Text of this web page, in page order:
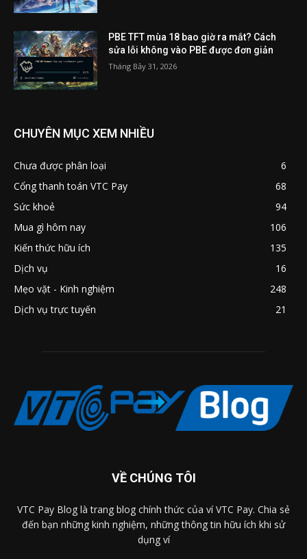
PBE TFT mùa 18 bao giờ ra mắt? Cách
sửa lỗi không vào PBE được đơn giản
Tháng Bảy 31, 2026
CHUYÊN MỤC XEM NHIỀU
Chưa được phân loại
6
Cổng thanh toán VTC Pay
68
Sức khoẻ
94
Mua gì hôm nay
106
Kiến thức hữu ích
135
Dịch vụ
16
Mẹo vặt - Kinh nghiệm
248
Dịch vụ trực tuyến
21
VỀ CHÚNG TÔI
VTC Pay Blog là trang blog chính thức của ví VTC Pay. Chia sẻ
đến bạn những kinh nghiệm, những thông tin hữu ích khi sử
dụng ví